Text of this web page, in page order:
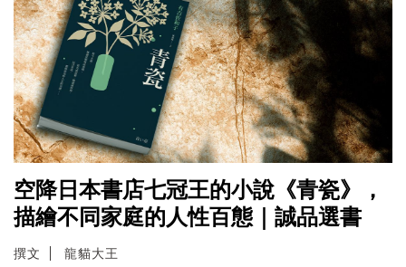
空降日本書店七冠王的小說《青瓷》，
描繪不同家庭的人性百態｜誠品選書
撰文 龍貓大王